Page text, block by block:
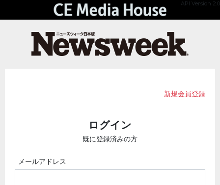
API Version 2.0
新規会員登録
ログイン
既に登録済みの方
メールアドレス